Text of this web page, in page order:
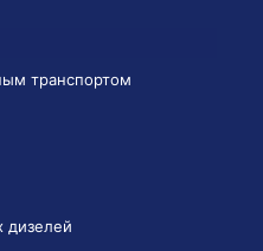
транспортом
дизелей